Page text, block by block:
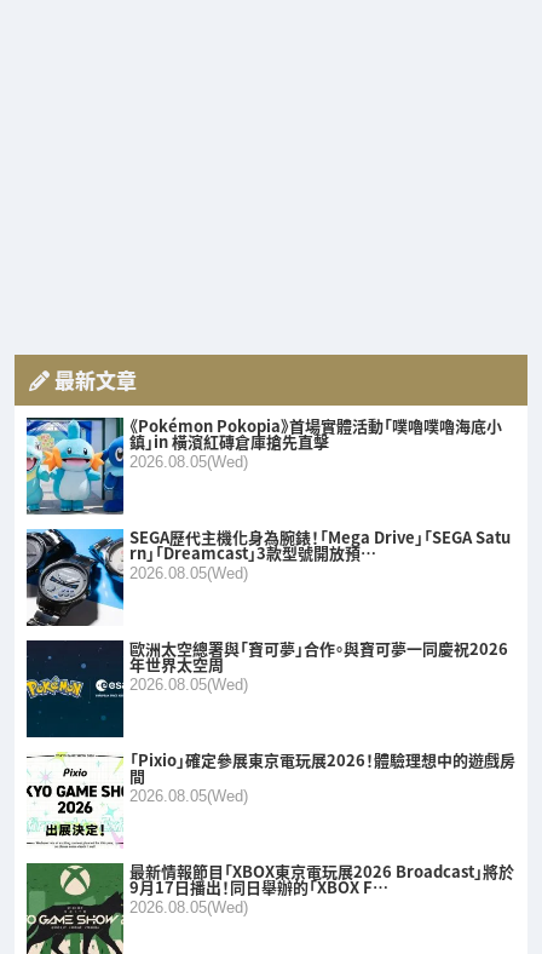
最新文章
《Pokémon Pokopia》首場實體活動「噗嚕噗嚕海底小
鎮」in 橫濱紅磚倉庫搶先直擊
2026.08.05(Wed)
SEGA歷代主機化身為腕錶！「Mega Drive」「SEGA Satu
rn」「Dreamcast」3款型號開放預…
2026.08.05(Wed)
歐洲太空總署與「寶可夢」合作。與寶可夢一同慶祝2026
年世界太空周
2026.08.05(Wed)
「Pixio」確定參展東京電玩展2026！體驗理想中的遊戲房
間
2026.08.05(Wed)
最新情報節目「XBOX東京電玩展2026 Broadcast」將於
9月17日播出！同日舉辦的「XBOX F…
2026.08.05(Wed)